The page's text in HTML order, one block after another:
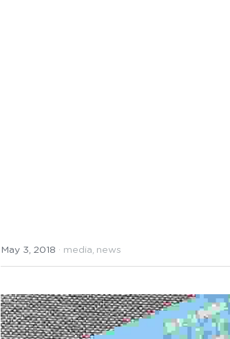
May 3, 2018 · media, news